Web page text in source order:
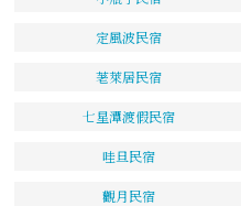
定風波民宿
荖萊居民宿
七星潭渡假民宿
哇旦民宿
觀月民宿